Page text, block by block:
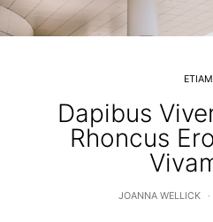
ETIAM
Dapibus
Rhoncus
JOANNA WELLICK